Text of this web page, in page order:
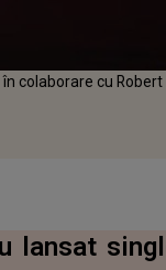
în colaborare cu
lansat